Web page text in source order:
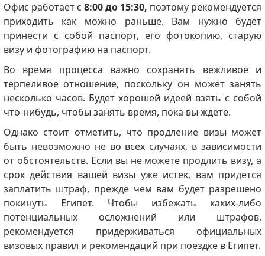
Офис работает с 8:00 до 15:30, поэтому рекомендуется
приходить как можно раньше. Вам нужно будет
принести с собой паспорт, его фотокопию, старую
визу и фотографию на паспорт.
Во время процесса важно сохранять вежливое и
терпеливое отношение, поскольку он может занять
несколько часов. Будет хорошей идеей взять с собой
что-нибудь, чтобы занять время, пока вы ждете.
Однако стоит отметить, что продление визы может
быть невозможно не во всех случаях, в зависимости
от обстоятельств. Если вы не можете продлить визу, а
срок действия вашей визы уже истек, вам придется
заплатить штраф, прежде чем вам будет разрешено
покинуть Египет. Чтобы избежать каких-либо
потенциальных осложнений или штрафов,
рекомендуется придерживаться официальных
визовых правил и рекомендаций при поездке в Египет.